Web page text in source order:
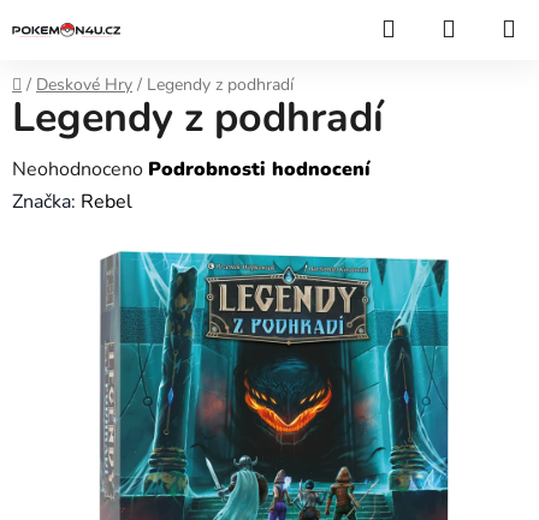
na
Hledat
Domů
/ Deskové Hry / Legendy z podhradí
Legendy z podhradí
Průměrné
hodnocení
Neohodnoceno Podrobnosti hodnocení
Značka: Rebel